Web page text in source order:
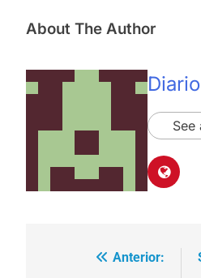
About The Author
See
Navegación
Anterior: